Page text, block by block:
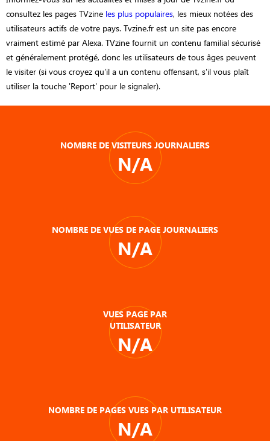
consultez les pages TVzine les plus populaires, les mieux notées des
utilisateurs actifs de votre pays. Tvzine.fr est un site pas encore
vraiment estimé par Alexa. TVzine fournit un contenu familial sécurisé
et généralement protégé, donc les utilisateurs de tous âges peuvent
le visiter (si vous croyez qu'il a un contenu offensant, s'il vous plaît
utiliser la touche 'Report' pour le signaler).
NOMBRE DE VISITEURS JOURNALIERS
N/A
NOMBRE DE VUES DE PAGE JOURNALIERS
N/A
VUES PAGE PAR
UTILISATEUR
N/A
NOMBRE DE PAGES VUES PAR UTILISATEUR
N/A